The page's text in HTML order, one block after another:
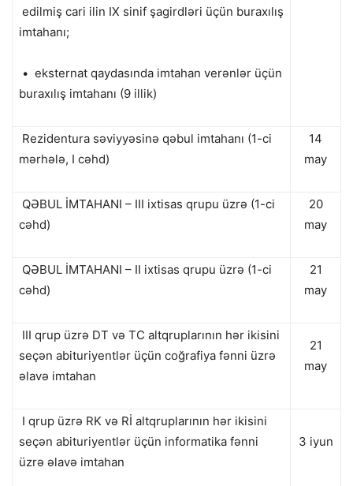
edilmiş cari ilin IX sinif şagirdləri üçün buraxılış
imtahanı;
• eksternat qaydasında imtahan verənlər üçün
buraxılış imtahanı (9 illik)
Rezidentura səviyyəsinə qəbul imtahanı (1-ci
mərhələ, I cəhd)
14
may
QƏBUL İMTAHANI – III ixtisas qrupu üzrə (1-ci
cəhd)
20
may
QƏBUL İMTAHANI – II ixtisas qrupu üzrə (1-ci
cəhd)
21
may
III qrup üzrə DT və TC altqruplarının hər ikisini
seçən abituriyentlər üçün coğrafiya fənni üzrə
əlavə imtahan
21
may
I qrup üzrə RK və Rİ altqruplarının hər ikisini
seçən abituriyentlər üçün informatika fənni
üzrə əlavə imtahan
3 iyun